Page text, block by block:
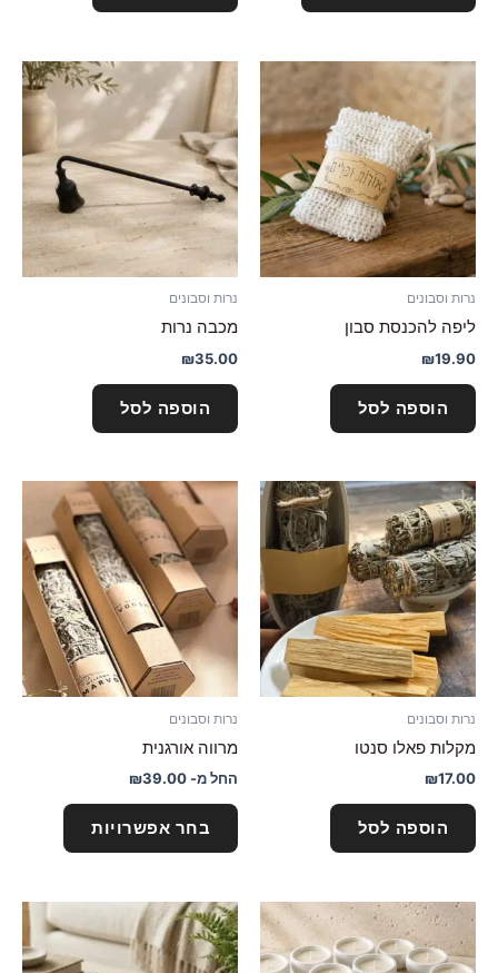
נרות וסבונים
ליפה להכנסת סבון
₪19.90
הוספה לסל
נרות וסבונים
מכבה נרות
₪35.00
הוספה לסל
נרות וסבונים
מקלות פאלו סנטו
₪17.00
הוספה לסל
נרות וסבונים
מרווה אורגנית
החל מ- ₪39.00
בחר אפשרויות
למוצר
זה
יש
מספר
סוגים.
ניתן
לבחור
את